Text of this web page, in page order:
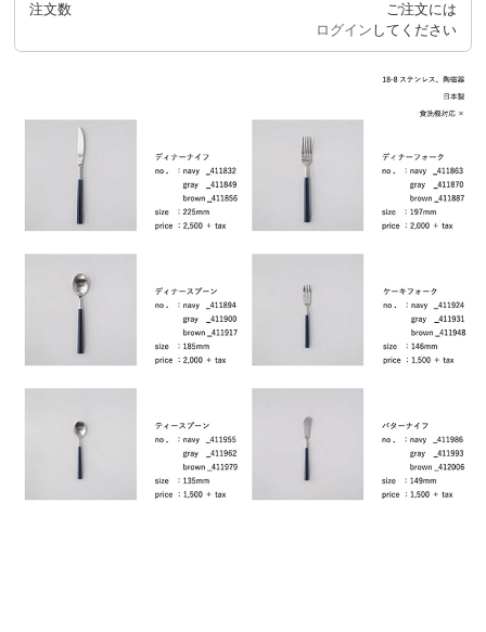
注文数
ご注文には
ログイン してください